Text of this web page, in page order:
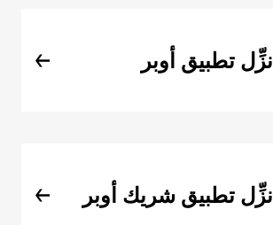
نزِّل تطبيق أوبر
نزِّل تطبيق شريك أوبر